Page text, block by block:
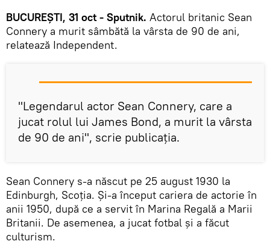
BUCUREȘTI, 31 oct - Sputnik. Actorul britanic Sean
Connery a murit sâmbătă la vârsta de 90 de ani,
relatează Independent.
"Legendarul actor Sean Connery, care a
jucat rolul lui James Bond, a murit la vârsta
de 90 de ani", scrie publicația.
Sean Connery s-a născut pe 25 august 1930 la
Edinburgh, Scoția. Și-a început cariera de actorie în
anii 1950, după ce a servit în Marina Regală a Marii
Britanii. De asemenea, a jucat fotbal și a făcut
culturism.